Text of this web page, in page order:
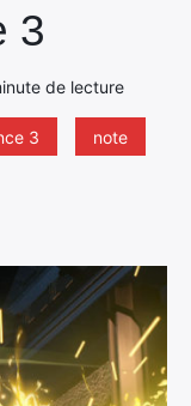
3
de lecture
3
note